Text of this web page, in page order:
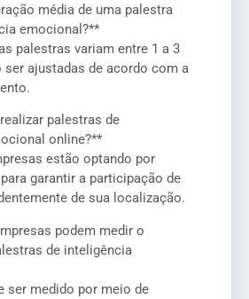
média de uma palestra
emocional?**
palestras variam entre 1 a 3
ser ajustadas de acordo com a
palestras de
online?**
estão optando por
garantir a participação de
de sua localização.
podem medir o
de inteligência
ser medido por meio de